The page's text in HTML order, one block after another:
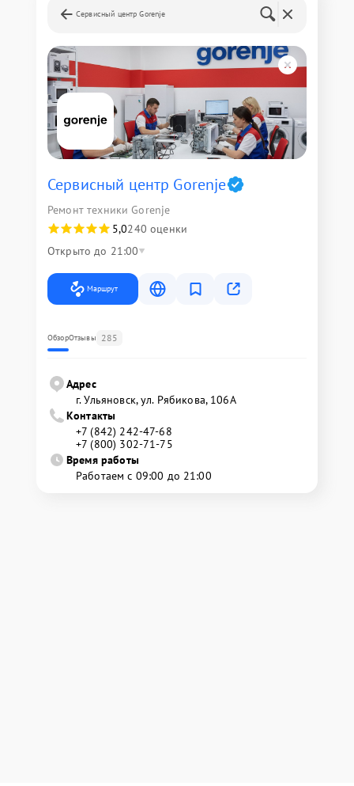
Сервисный центр Gorenje
Сервисный центр Gorenje
Ремонт техники Gorenje
5,0240 оценки
Открыто до 21:00
Маршрут
ОбзорОтзывы 285
Адрес
г. Ульяновск, ул. Рябикова, 106А
Контакты
+7 (842) 242-47-68
+7 (800) 302-71-75
Время работы
Работаем с 09:00 до 21:00